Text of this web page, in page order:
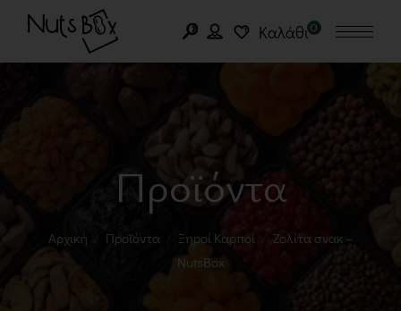
Καλάθι0
Προϊόντα
Αρχική Προϊόντα Ξηροί Καρποί
Ζολίτα σνακ –
NutsBox